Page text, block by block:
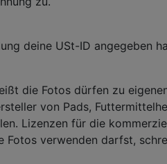
deine USt-ID angegeben
die Fotos dürfen zu
von Pads,
Lizenzen für die
verwenden darfst,